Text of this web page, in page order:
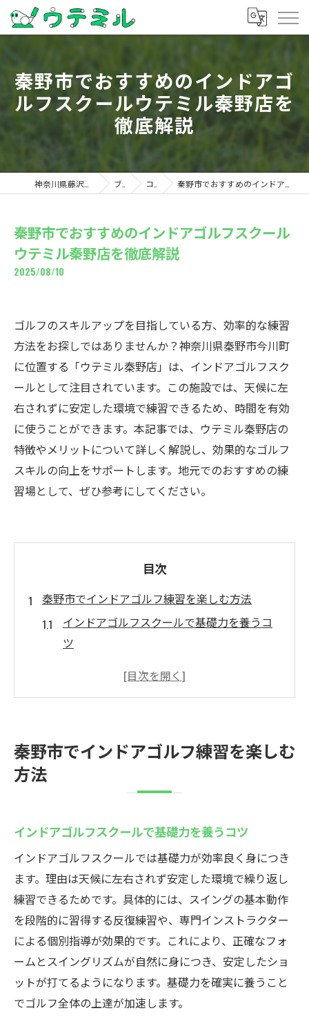
秦野市でおすすめのインドアゴ
ルフスクールウテミル秦野店を
徹底解説
ブログ コラム 秦野市でおすすめのインドアゴルフスクールウテミル秦野店を徹底解説
秦野市でおすすめのインドアゴルフスクール
ウテミル秦野店を徹底解説
2025/08/10
ゴルフのスキルアップを目指している方、効率的な練習
方法をお探しではありませんか？神奈川県秦野市今川町
に位置する「ウテミル秦野店」は、インドアゴルフスク
ールとして注目されています。この施設では、天候に左
右されずに安定した環境で練習できるため、時間を有効
に使うことができます。本記事では、ウテミル秦野店の
特徴やメリットについて詳しく解説し、効果的なゴルフ
スキルの向上をサポートします。地元でのおすすめの練
習場として、ぜひ参考にしてください。
目次
秦野市でインドアゴルフ練習を楽しむ方法
インドアゴルフスクールで基礎力を養うコ
ツ
秦野のゴルフスクール選び方と楽しみ方
仕事帰りにも通えるインドアゴルフスクー
インドアゴルフスクール選びで重視したい
点
シュミレーションゴルフ導入校の選び方ガ
イド
子供におすすめのゴルフスクールの特徴
秦野のインドア施設で安心して学ぶポイン
ト
口コミで評判の高いインドアゴルフスクー
ル
秦野市でインドアゴルフ練習を楽しむ
方法
インドアゴルフスクールで基礎力を養うコツ
インドアゴルフスクールでは基礎力が効率良く身につき
ます。理由は天候に左右されず安定した環境で繰り返し
練習できるためです。具体的には、スイングの基本動作
を段階的に習得する反復練習や、専門インストラクター
による個別指導が効果的です。これにより、正確なフォ
ームとスイングリズムが自然に身につき、安定したショ
ットが打てるようになります。基礎力を確実に養うこと
でゴルフ全体の上達が加速します。